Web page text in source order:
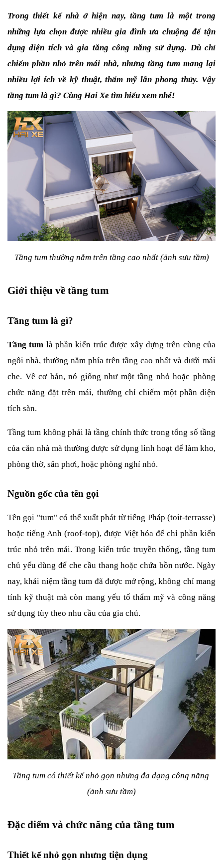
Trong thiết kế nhà ở hiện nay, tầng tum là một trong
những lựa chọn được nhiều gia đình ưa chuộng để tận
dụng diện tích và gia tăng công năng sử dụng. Dù chỉ
chiếm phần nhỏ trên mái nhà, nhưng tầng tum mang lại
nhiều lợi ích về kỹ thuật, thẩm mỹ lẫn phong thủy. Vậy
tầng tum là gì? Cùng Hai Xe tìm hiểu xem nhé!
Tầng tum thường nằm trên tầng cao nhất (ảnh sưu tầm)
Giới thiệu về tầng tum
Tầng tum là gì?
Tầng tum là phần kiến trúc được xây dựng trên cùng của
ngôi nhà, thường nằm phía trên tầng cao nhất và dưới mái
che. Về cơ bản, nó giống như một tầng nhỏ hoặc phòng
chức năng đặt trên mái, thường chỉ chiếm một phần diện
tích sàn.
Tầng tum không phải là tầng chính thức trong tổng số tầng
của căn nhà mà thường được sử dụng linh hoạt để làm kho,
phòng thờ, sân phơi, hoặc phòng nghỉ nhỏ.
Nguồn gốc của tên gọi
Tên gọi "tum" có thể xuất phát từ tiếng Pháp (toit-terrasse)
hoặc tiếng Anh (roof-top), được Việt hóa để chỉ phần kiến
trúc nhỏ trên mái. Trong kiến trúc truyền thống, tầng tum
chủ yếu dùng để che cầu thang hoặc chứa bồn nước. Ngày
nay, khái niệm tầng tum đã được mở rộng, không chỉ mang
tính kỹ thuật mà còn mang yếu tố thẩm mỹ và công năng
sử dụng tùy theo nhu cầu của gia chủ.
Tầng tum có thiết kế nhỏ gọn nhưng đa dạng công năng
(ảnh sưu tầm)
Đặc điểm và chức năng của tầng tum
Thiết kế nhỏ gọn nhưng tiện dụng